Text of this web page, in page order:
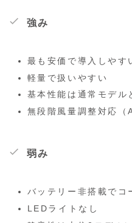
強み
最も安価で導入しやす
軽量で扱いやすい
基本性能は通常モデル
無段階風量調整対応（
弱み
バッテリー非搭載でコ
LEDライトなし